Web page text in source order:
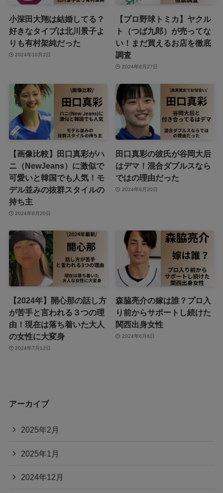
小深田大翔は結婚してる？
好きなタイプは北川景子よ
りも有村架純だった
2024年10月2日
【プロ野球トミカ】ヤクル
ト（つば九郎）が売ってな
い！まだ買えるお店を徹底
調査
2024年8月27日
【画像比較】田口真彩がハ
ニ（NewJeans）に激似で
可愛いと韓国でも人気！モ
デル並みの抜群スタイルの
持ち主
2024年8月20日
田口真彩の彼氏が谷岡大后
はデマ！混合ダブルスなら
ではの理由だった
2024年8月20日
【2024年】開心那の話し方
が苦手と言われる３つの理
由！現在は落ち着いた大人
の女性に大変身
2024年7月12日
森脇亮介の嫁は誰？プロ入
り前からサポートし続けた
関西出身女性
2024年6月6日
アーカイブ
2025年2月
2025年1月
2024年12月